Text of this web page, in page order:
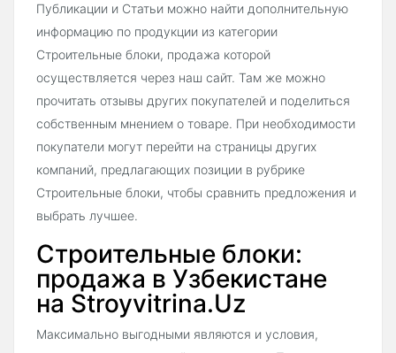
Публикации и Статьи можно найти дополнительную
информацию по продукции из категории
Строительные блоки, продажа которой
осуществляется через наш сайт. Там же можно
прочитать отзывы других покупателей и поделиться
собственным мнением о товаре. При необходимости
покупатели могут перейти на страницы других
компаний, предлагающих позиции в рубрике
Строительные блоки, чтобы сравнить предложения и
выбрать лучшее.
Строительные блоки:
продажа в Узбекистане
на Stroyvitrina.Uz
Максимально выгодными являются и условия,